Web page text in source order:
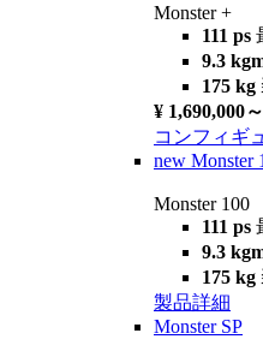
Monster +
111 ps
9.3
175 kg
¥ 1,690,000～
コンフィギ
new Monster
Monster 100
111 ps
9.3
175 kg
製品詳細
Monster SP